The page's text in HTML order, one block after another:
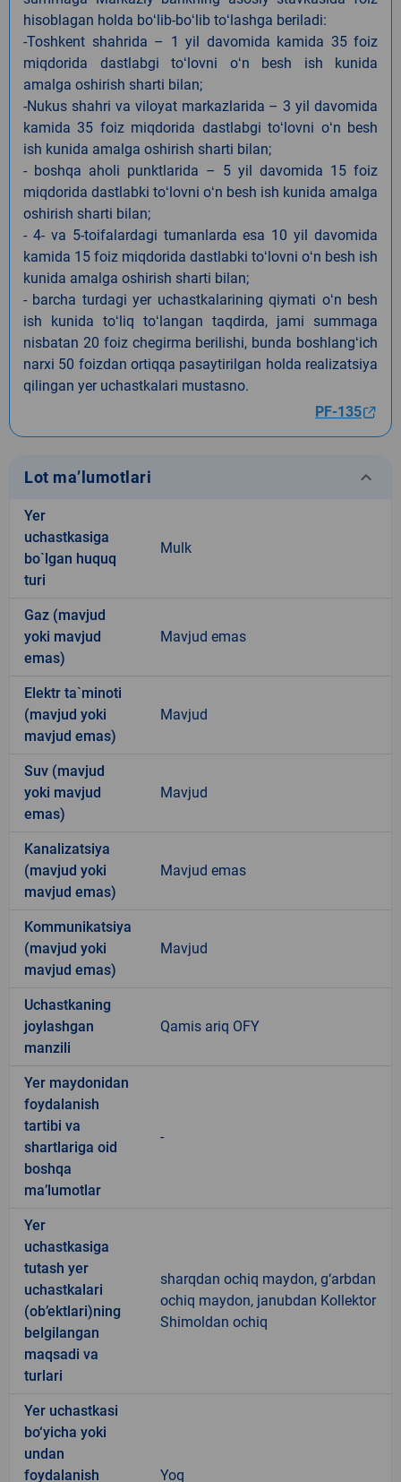
hisoblagan holda boʻlib-boʻlib toʻlashga beriladi:
-Toshkent shahrida – 1 yil davomida kamida 35 foiz
miqdorida dastlabgi toʻlovni oʻn besh ish kunida
amalga oshirish sharti bilan;
-Nukus shahri va viloyat markazlarida – 3 yil davomida
kamida 35 foiz miqdorida dastlabgi toʻlovni oʻn besh
ish kunida amalga oshirish sharti bilan;
- boshqa aholi punktlarida – 5 yil davomida 15 foiz
miqdorida dastlabki toʻlovni oʻn besh ish kunida amalga
oshirish sharti bilan;
- 4- va 5-toifalardagi tumanlarda esa 10 yil davomida
kamida 15 foiz miqdorida dastlabki toʻlovni oʻn besh ish
kunida amalga oshirish sharti bilan;
- barcha turdagi yer uchastkalarining qiymati oʻn besh
ish kunida toʻliq toʻlangan taqdirda, jami summaga
nisbatan 20 foiz chegirma berilishi, bunda boshlangʻich
narxi 50 foizdan ortiqqa pasaytirilgan holda realizatsiya
qilingan yer uchastkalari mustasno.
PF-135
Lot ma’lumotlari keyboard_arrow_down
Yer
uchastkasiga
bo`lgan huquq
turi
Mulk
Gaz (mavjud
yoki mavjud
emas)
Mavjud emas
Elektr ta`minoti
(mavjud yoki
mavjud emas)
Mavjud
Suv (mavjud
yoki mavjud
emas)
Mavjud
Kanalizatsiya
(mavjud yoki
mavjud emas)
Mavjud emas
Kommunikatsiya
(mavjud yoki
mavjud emas)
Mavjud
Uchastkaning
joylashgan
manzili
Qamis ariq OFY
Yer maydonidan
foydalanish
tartibi va
shartlariga oid
boshqa
ma’lumotlar
-
Yer
uchastkasiga
tutash yer
uchastkalari
(ob’ektlari)ning
belgilangan
maqsadi va
turlari
sharqdan ochiq maydon, g‘arbdan
ochiq maydon, janubdan Kollektor
Shimoldan ochiq
Yer uchastkasi
bo‘yicha yoki
undan
foydalanish
Yoq